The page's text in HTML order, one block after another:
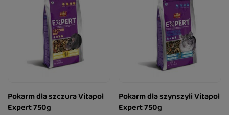
Pokarm dla szczura Vitapol
Expert 750g
Pokarm dla szynszyli Vitapol
Expert 750g